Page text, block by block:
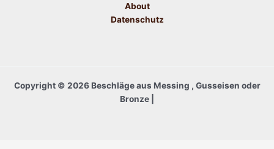
About
Datenschutz
Copyright © 2026 Beschläge aus Messing , Gusseisen oder
Bronze |